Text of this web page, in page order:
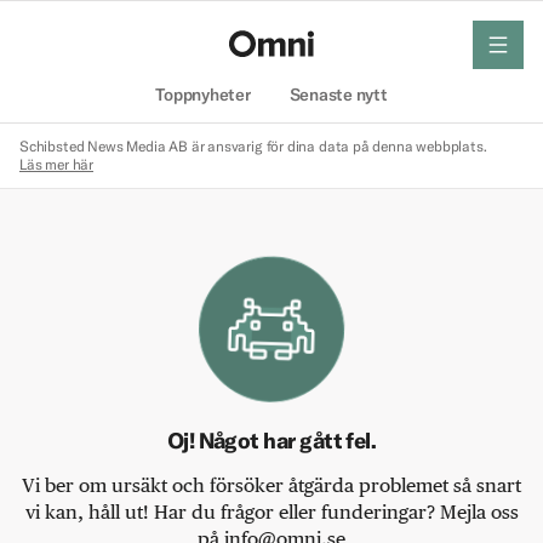
Toppnyheter Senaste nytt
meny
Schibsted News Media AB är ansvarig för dina data på denna webbplats.
Läs mer här
Oj! Något har gått fel.
Vi ber om ursäkt och försöker åtgärda problemet så snart
vi kan, håll ut! Har du frågor eller funderingar? Mejla oss